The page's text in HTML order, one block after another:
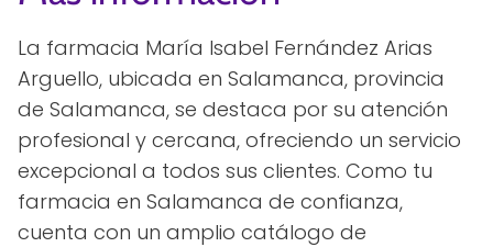
La farmacia María Isabel Fernández Arias
Arguello, ubicada en Salamanca, provincia
de Salamanca, se destaca por su atención
profesional y cercana, ofreciendo un servicio
excepcional a todos sus clientes. Como tu
farmacia en Salamanca de confianza,
cuenta con un amplio catálogo de